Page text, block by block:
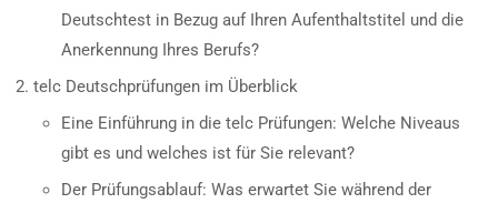
Deutschtest in Bezug auf Ihren Aufenthaltstitel und die
Anerkennung Ihres Berufs?
telc Deutschprüfungen im Überblick
Eine Einführung in die telc Prüfungen: Welche Niveaus
gibt es und welches ist für Sie relevant?
Der Prüfungsablauf: Was erwartet Sie während der